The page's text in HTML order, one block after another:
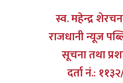
स्व. महेन्द्र
राजधानी न्यूज
सूचना तथा
दर्ता नं.: